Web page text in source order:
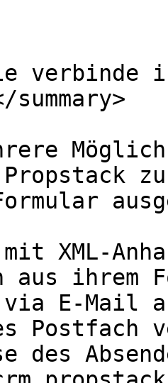
XML-
aus ihrem
via E-Mail
des